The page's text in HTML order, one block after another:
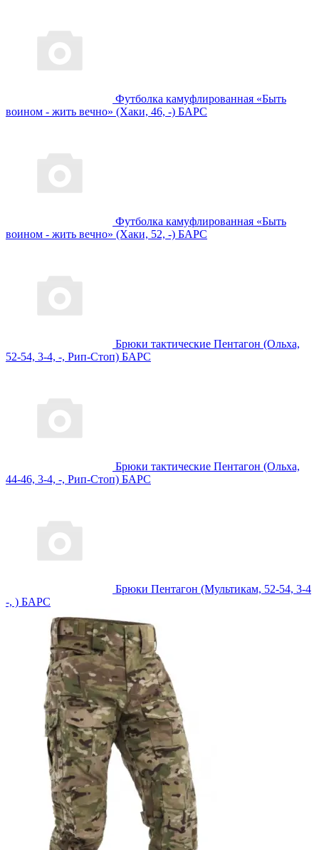
Футболка камуфлированная «Быть
воином - жить вечно» (Хаки, 46, -) БАРС
Футболка камуфлированная «Быть
воином - жить вечно» (Хаки, 52, -) БАРС
Брюки тактические Пентагон (Ольха,
52-54, 3-4, -, Рип-Стоп) БАРС
Брюки тактические Пентагон (Ольха,
44-46, 3-4, -, Рип-Стоп) БАРС
Брюки Пентагон (Мультикам, 52-54, 3-4
-, ) БАРС